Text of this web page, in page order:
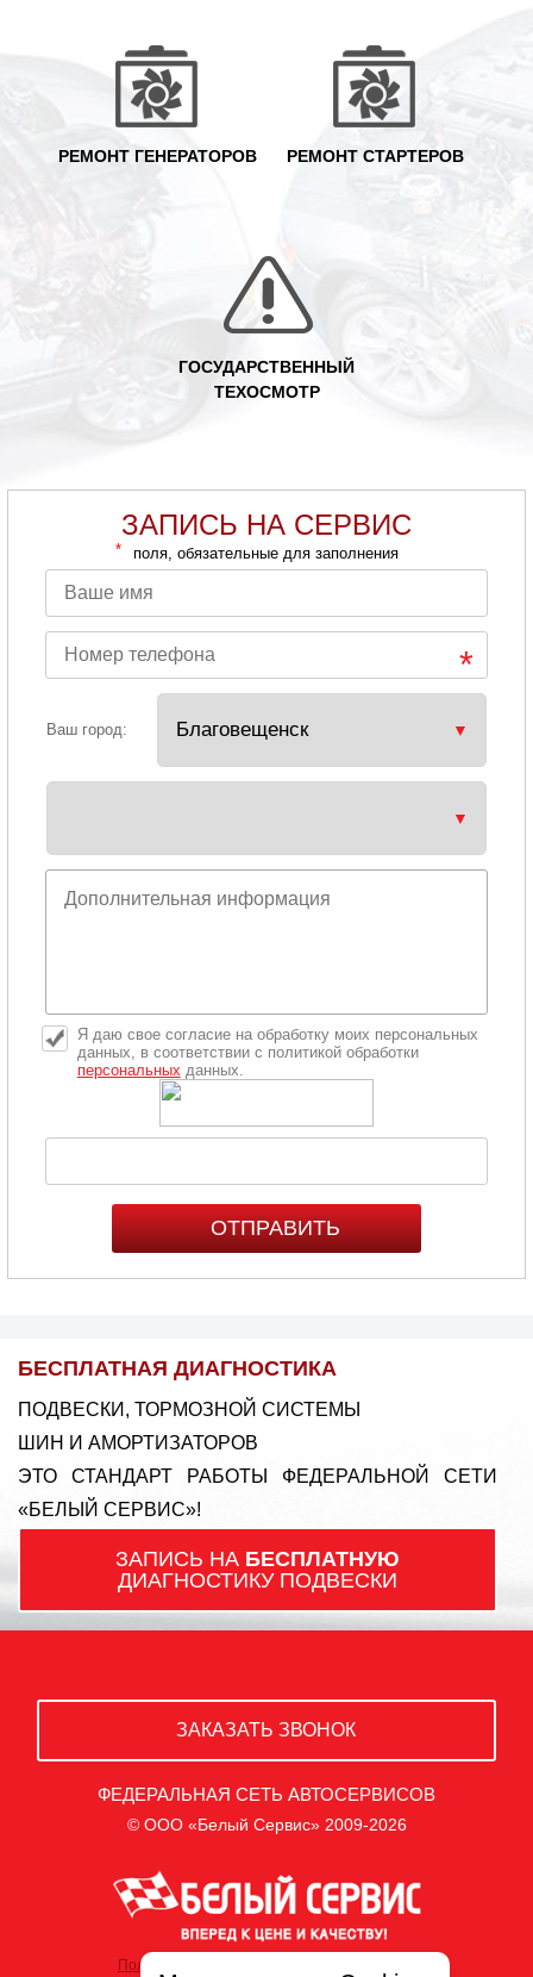
РЕМОНТ ГЕНЕРАТОРОВ РЕМОНТ СТАРТЕРОВ
ГОСУДАРСТВЕННЫЙ
ТЕХОСМОТР
ЗАПИСЬ НА СЕРВИС
* поля, обязательные для заполнения
Ваш город:
Я даю свое согласие на обработку моих персональных
данных, в соответствии с политикой обработки
персональных данных.
БЕСПЛАТНАЯ ДИАГНОСТИКА
ПОДВЕСКИ, ТОРМОЗНОЙ СИСТЕМЫ
ШИН И АМОРТИЗАТОРОВ
ЭТО СТАНДАРТ РАБОТЫ ФЕДЕРАЛЬНОЙ СЕТИ
«БЕЛЫЙ СЕРВИС»!
ЗАПИСЬ НА БЕСПЛАТНУЮ
ДИАГНОСТИКУ ПОДВЕСКИ
ЗАКАЗАТЬ ЗВОНОК
ФЕДЕРАЛЬНАЯ СЕТЬ АВТОСЕРВИСОВ
© ООО «Белый Сервис» 2009-2026
Политика обработки персональных данных